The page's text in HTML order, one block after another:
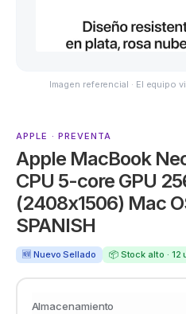
ACER
Imagen referencial · El equipo
APPLE · PREVENTA
Apple MacBook
CPU 5-core GPU
(2408x1506) Mac
SPANISH
🆕 Nuevo Sellado 📦 Stock alto · 12
Almacenamiento